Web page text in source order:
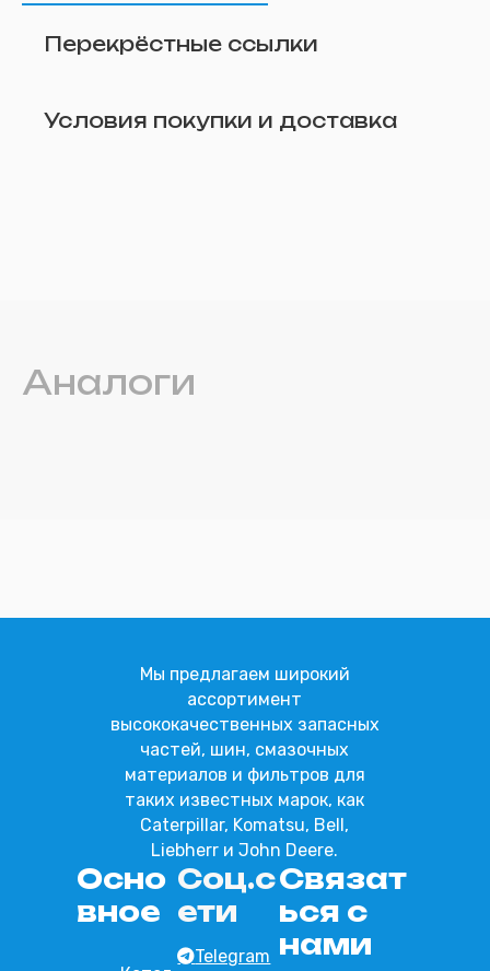
Перекрёстные ссылки
Условия покупки и доставка
Аналоги
Мы предлагаем широкий
ассортимент
высококачественных запасных
частей, шин, смазочных
материалов и фильтров для
таких известных марок, как
Caterpillar, Komatsu, Bell,
Liebherr и John Deere.
Осно
вное
Соц.с
ети
Telegram
Связат
ься с
нами
Прикрепите фото (по желанию)